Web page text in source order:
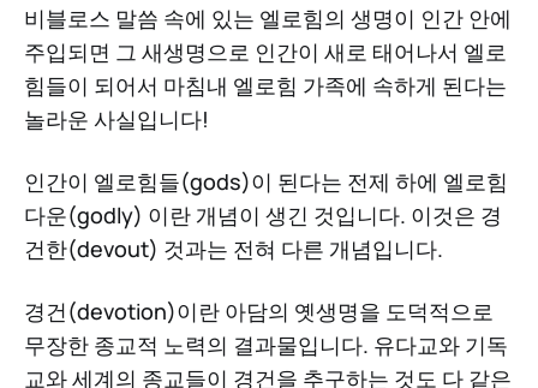
비블로스 말씀 속에 있는 엘로힘의 생명이 인간 안에
주입되면 그 새생명으로 인간이 새로 태어나서 엘로
힘들이 되어서 마침내 엘로힘 가족에 속하게 된다는
놀라운 사실입니다!
인간이 엘로힘들(gods)이 된다는 전제 하에 엘로힘
다운(godly) 이란 개념이 생긴 것입니다. 이것은 경
건한(devout) 것과는 전혀 다른 개념입니다.
경건(devotion)이란 아담의 옛생명을 도덕적으로
무장한 종교적 노력의 결과물입니다. 유다교와 기독
교와 세계의 종교들이 경건을 추구하는 것도 다 같은